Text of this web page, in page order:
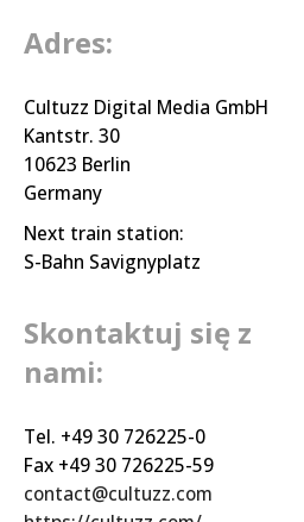
Adres:
Cultuzz Digital Media GmbH
Kantstr. 30
10623 Berlin
Germany
Next train station:
S-Bahn Savignyplatz
Skontaktuj się z
nami:
Tel. +49 30 726225-0
Fax +49 30 726225-59
contact@cultuzz.com